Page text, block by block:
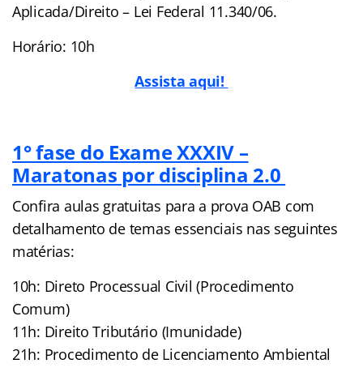
Aplicada/Direito – Lei Federal 11.340/06.
Horário: 10h
Assista aqui!
1° fase do Exame XXXIV –
Maratonas por disciplina 2.0
Confira aulas gratuitas para a prova OAB com
detalhamento de temas essenciais nas seguintes
matérias:
10h: Direto Processual Civil (Procedimento
Comum)
11h: Direito Tributário (Imunidade)
21h: Procedimento de Licenciamento Ambiental